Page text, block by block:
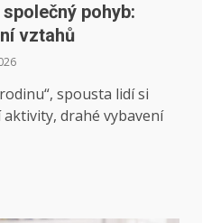
pohyb:
vztahů
spousta lidí si
drahé vybavení